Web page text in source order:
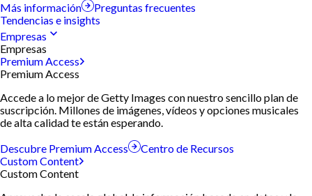
Más información
Preguntas frecuentes
Tendencias e insights
Empresas
Empresas
Premium Access
Premium Access
Accede a lo mejor de Getty Images con nuestro sencillo plan de
suscripción. Millones de imágenes, vídeos y opciones musicales
de alta calidad te están esperando.
Descubre Premium Access
Centro de Recursos
Custom Content
Custom Content